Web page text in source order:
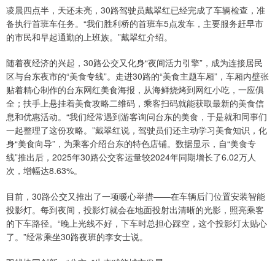
凌晨四点半，天还未亮，30路驾驶员戴翠红已经完成了车辆检查，准
备执行首班车任务。“我们胜利桥的首班车5点发车，主要服务赶早市
的市民和早起通勤的上班族。”戴翠红介绍。
随着夜经济的兴起，30路公交又化身“夜间活力引擎”，成为连接居民
区与台东夜市的“美食专线”。走进30路的“美食主题车厢”，车厢内壁张
贴着精心制作的台东网红美食海报，从海鲜烧烤到网红小吃，一应俱
全；扶手上悬挂着美食攻略二维码，乘客扫码就能获取最新的美食信
息和优惠活动。“我们经常遇到游客询问台东的美食，于是就和同事们
一起整理了这份攻略。”戴翠红说，驾驶员们还主动学习美食知识，化
身“美食向导”，为乘客介绍台东的特色店铺。数据显示，自“美食专
线”推出后，2025年30路公交客运量较2024年同期增长了6.02万人
次，增幅达8.63%。
目前，30路公交又推出了一项暖心举措——在车辆后门位置安装智能
投影灯。每到夜间，投影灯就会在地面投射出清晰的光影，照亮乘客
的下车路径。“晚上光线不好，下车时总担心踩空，这个投影灯太贴心
了。”经常乘坐30路夜班的李女士说。